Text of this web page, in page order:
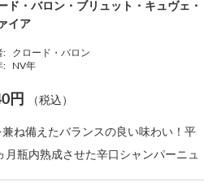
ド・バロン・ブリュット・キュヴェ・
イア
:
クロード・バロン
:
NV年
円 （税込）
ね備えたバランスの良い味わい！平
瓶内熟成させた辛口シャンパーニュ